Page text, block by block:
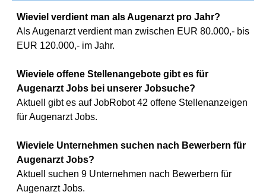
Wieviel verdient man als Augenarzt pro Jahr?
Als Augenarzt verdient man zwischen EUR 80.000,- bis
EUR 120.000,- im Jahr.
Wieviele offene Stellenangebote gibt es für
Augenarzt Jobs bei unserer Jobsuche?
Aktuell gibt es auf JobRobot 42 offene Stellenanzeigen
für Augenarzt Jobs.
Wieviele Unternehmen suchen nach Bewerbern für
Augenarzt Jobs?
Aktuell suchen 9 Unternehmen nach Bewerbern für
Augenarzt Jobs.